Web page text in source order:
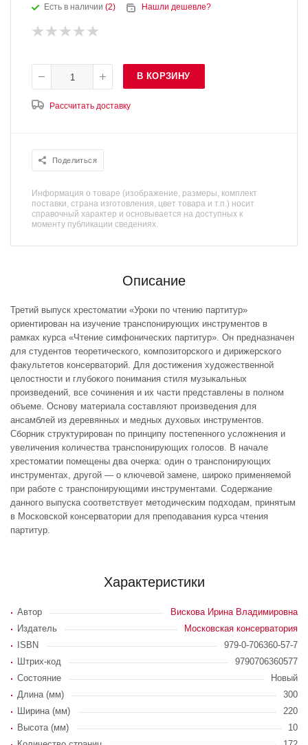
Есть в наличии (2) Нашли дешевле?
В КОРЗИНУ
Рассчитать доставку
Поделиться
Информация о товаре (изображение, размеры, комплект
поставки, страна изготовления, цвет товара и т.п.) носит
справочный характер и основывается на доступных к
моменту публикации сведениях.
Описание
Третий выпуск хрестоматии «Уроки по чтению партитур»
ориентирован на изучение транспонирующих инструментов в
рамках курса «Чтение симфонических партитур». Он предназначен
для студентов теоретического, композиторского и дирижерского
факультетов консерваторий. Для достижения художественной
целостности и глубокого понимания стиля музыкальных
произведений, все сочинения и их части представлены в полном
объеме. Основу материала составляют произведения для
ансамблей из деревянных и медных духовых инструментов.
Сборник структурирован по принципу постепенного усложнения и
увеличения количества транспонирующих голосов. В начале
хрестоматии помещены два очерка: один о транспонирующих
инструментах, другой — о ключевой замене, широко применяемой
при работе с транспонирующими инструментами. Содержание
данного выпуска соответствует методическим подходам, принятым
в Московской консерватории для преподавания курса чтения
партитур.
Характеристики
Автор
Вискова Ирина Владимировна
Издатель
Московская консерватория
ISBN
979-0-706360-57-7
Штрих-код
9790706360577
Состояние
Новый
Длина (мм)
300
Ширина (мм)
220
Высота (мм)
10